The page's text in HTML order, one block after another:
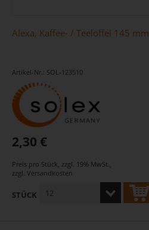
Alexa, Kaffee- / Teelöffel 145 mm
Artikel-Nr.: SOL-123510
2,30 €
Preis pro Stück, zzgl. 19% MwSt.,
zzgl. Versandkosten
STÜCK